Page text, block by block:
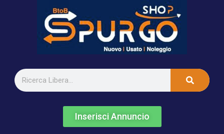
Inserisci Annuncio